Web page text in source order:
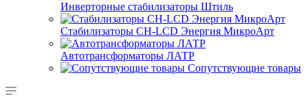
Инверторные стабилизаторы Штиль
Стабилизаторы СН-LCD Энepгия МикроАрт
Автотрансформаторы ЛАТР
Сопутствующие товары